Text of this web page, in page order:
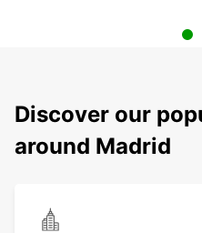
Discover our
around Madrid